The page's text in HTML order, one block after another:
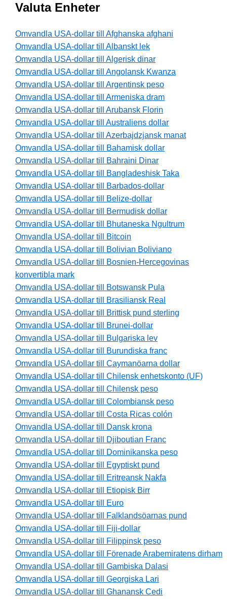
Valuta Enheter
Omvandla USA-dollar till Afghanska afghani
Omvandla USA-dollar till Albanskt lek
Omvandla USA-dollar till Algerisk dinar
Omvandla USA-dollar till Angolansk Kwanza
Omvandla USA-dollar till Argentinsk peso
Omvandla USA-dollar till Armeniska dram
Omvandla USA-dollar till Arubansk Florin
Omvandla USA-dollar till Australiens dollar
Omvandla USA-dollar till Azerbajdzjansk manat
Omvandla USA-dollar till Bahamisk dollar
Omvandla USA-dollar till Bahraini Dinar
Omvandla USA-dollar till Bangladeshisk Taka
Omvandla USA-dollar till Barbados-dollar
Omvandla USA-dollar till Belize-dollar
Omvandla USA-dollar till Bermudisk dollar
Omvandla USA-dollar till Bhutaneska Ngultrum
Omvandla USA-dollar till Bitcoin
Omvandla USA-dollar till Bolivian Boliviano
Omvandla USA-dollar till Bosnien-Hercegovinas
konvertibla mark
Omvandla USA-dollar till Botswansk Pula
Omvandla USA-dollar till Brasiliansk Real
Omvandla USA-dollar till Brittisk pund sterling
Omvandla USA-dollar till Brunei-dollar
Omvandla USA-dollar till Bulgariska lev
Omvandla USA-dollar till Burundiska franc
Omvandla USA-dollar till Caymanöarna dollar
Omvandla USA-dollar till Chilensk enhetskonto (UF)
Omvandla USA-dollar till Chilensk peso
Omvandla USA-dollar till Colombiansk peso
Omvandla USA-dollar till Costa Ricas colón
Omvandla USA-dollar till Dansk krona
Omvandla USA-dollar till Djiboutian Franc
Omvandla USA-dollar till Dominikanska peso
Omvandla USA-dollar till Egyptiskt pund
Omvandla USA-dollar till Eritreansk Nakfa
Omvandla USA-dollar till Etiopisk Birr
Omvandla USA-dollar till Euro
Omvandla USA-dollar till Falklandsöarnas pund
Omvandla USA-dollar till Fiji-dollar
Omvandla USA-dollar till Filippinsk peso
Omvandla USA-dollar till Förenade Arabemiratens dirham
Omvandla USA-dollar till Gambiska Dalasi
Omvandla USA-dollar till Georgiska Lari
Omvandla USA-dollar till Ghanansk Cedi